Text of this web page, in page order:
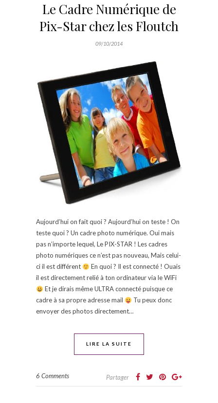
Le Cadre Numérique de
Pix-Star chez les Floutch
09/10/2014
Aujourd’hui on fait quoi ? Aujourd’hui on teste ! On
teste quoi ? Un cadre photo numérique. Oui mais
pas n’importe lequel, Le PIX-STAR ! Les cadres
photo numériques ce n’est pas nouveau, Mais celui-
ci il est différent
En quoi ? Il est connecté ! Ouais
il est directement relié à ton ordinateur via le WiFi
Et je dirais même ULTRA connecté puisque ce
cadre à sa propre adresse mail
Tu peux donc
envoyer des photos directement…
LIRE LA SUITE
6 Comments Partager